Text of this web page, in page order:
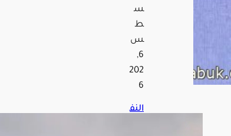
س
ط
س
6,
202
6
النف